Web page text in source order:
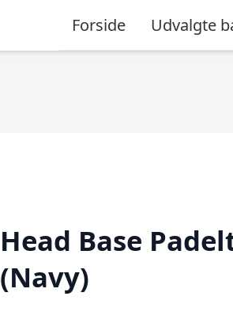
Forside Udvalgte
Head Base
(Navy)